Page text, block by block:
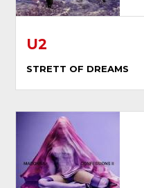
U2
STRETT OF DREAMS